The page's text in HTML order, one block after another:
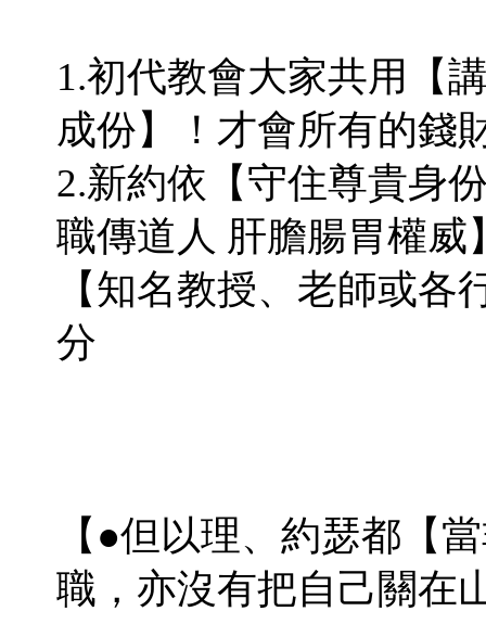
1.初代教會大家共用【
成份】！才會所有的錢
2.新約依【守住尊貴身
職傳道人 肝膽腸胃權威
【知名教授、老師或
分
【●但以理、約瑟都【
職，亦沒有把自己關在